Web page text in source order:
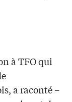
à TFO qui
a raconté –